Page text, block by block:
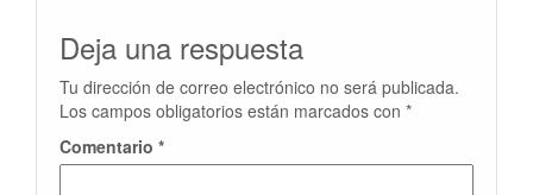
Deja una respuesta
Tu dirección de correo electrónico no será publicada.
Los campos obligatorios están marcados con *
Comentario *